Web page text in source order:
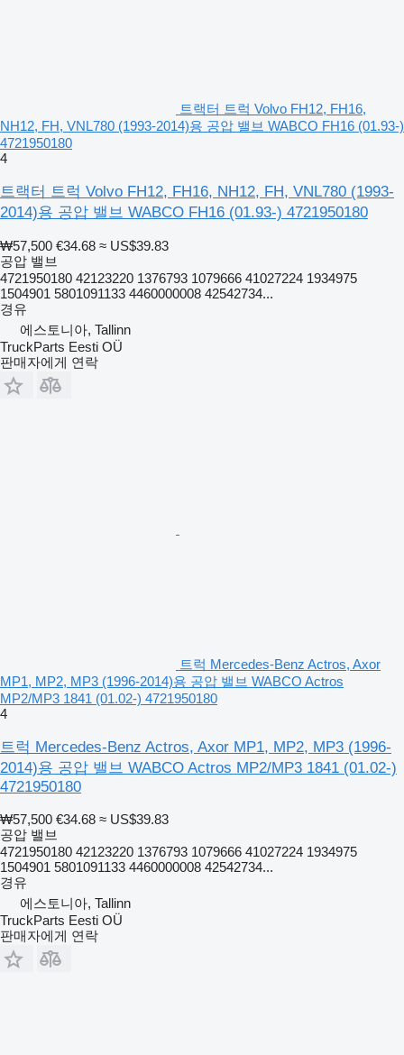
트랙터 트럭 Volvo FH12, FH16,
NH12, FH, VNL780 (1993-2014)용 공압 밸브 WABCO FH16 (01.93-)
4721950180
4
트랙터 트럭 Volvo FH12, FH16, NH12, FH, VNL780 (1993-
2014)용 공압 밸브 WABCO FH16 (01.93-) 4721950180
₩57,500 €34.68 ≈ US$39.83
공압 밸브
4721950180 42123220 1376793 1079666 41027224 1934975
1504901 5801091133 4460000008 42542734...
경유
에스토니아, Tallinn
TruckParts Eesti OÜ
판매자에게 연락
트럭 Mercedes-Benz Actros, Axor
MP1, MP2, MP3 (1996-2014)용 공압 밸브 WABCO Actros
MP2/MP3 1841 (01.02-) 4721950180
4
트럭 Mercedes-Benz Actros, Axor MP1, MP2, MP3 (1996-
2014)용 공압 밸브 WABCO Actros MP2/MP3 1841 (01.02-)
4721950180
₩57,500 €34.68 ≈ US$39.83
공압 밸브
4721950180 42123220 1376793 1079666 41027224 1934975
1504901 5801091133 4460000008 42542734...
경유
에스토니아, Tallinn
TruckParts Eesti OÜ
판매자에게 연락